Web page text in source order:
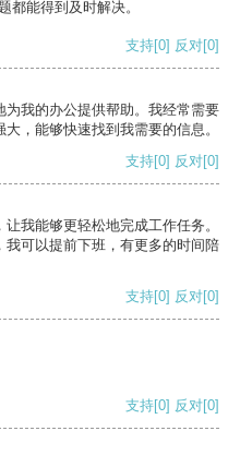
都能得到及时解决。
支持[0] 反对[0]
我的办公提供帮助。我经常需要
，能够快速找到我需要的信息。
支持[0] 反对[0]
我能够更轻松地完成工作任务。
可以提前下班，有更多的时间陪
支持[0] 反对[0]
支持[0] 反对[0]